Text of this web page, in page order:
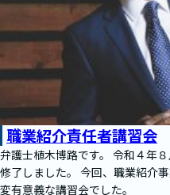
職業紹介責任者講習会
弁護士植木博路です。 令和４年
修了しました。 今回、職業紹介
変有意義な講習会でした。